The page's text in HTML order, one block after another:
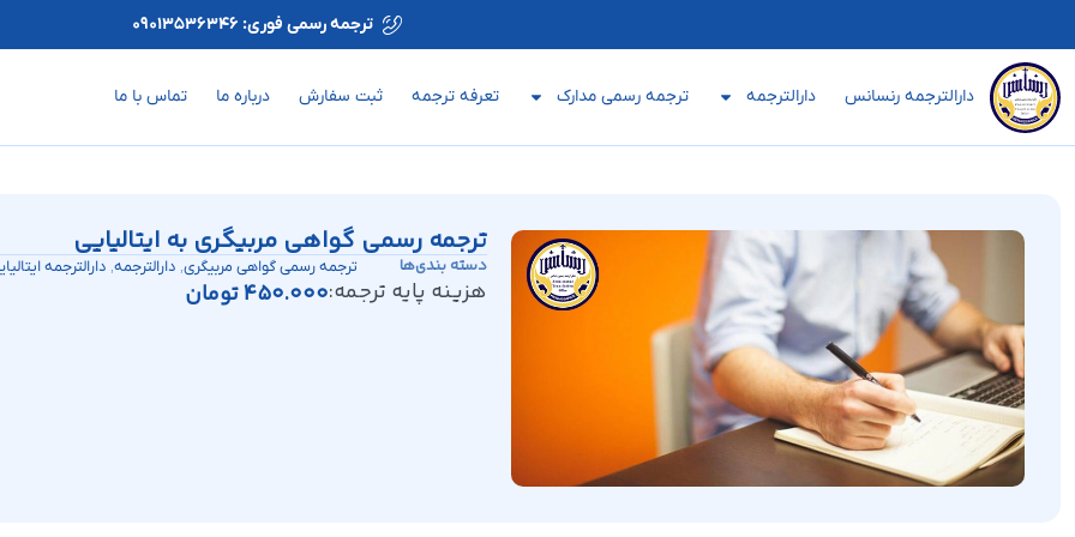
ترجمه رسمی فوری: 09013536346
دارالترجمه رنسانس دارالترجمه ترجمه رسمی مدارک تعرفه ترجمه ثبت سفارش درباره ما تماس با ما
ترجمه رسمی گواهی مربیگری به ایتالیایی
دسته بندی‌ها ترجمه رسمی گواهی مربیگری, دارالترجمه, دارالترجمه
هزینه پایه ترجمه:450.000تومان